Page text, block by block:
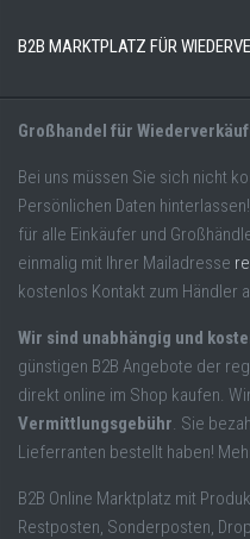
B2B MARKTPLATZ FÜR
Großhandel für
Bei uns müssen Sie sich nicht
Persönlichen Daten
für alle Einkäufer und
einmalig mit Ihrer Mailadresse
kostenlos Kontakt zum Händler
Wir sind unabhängig und
günstigen B2B Angebote der
direkt online im Shop kaufen.
Vermittlungsgebühr. Sie
Lieferranten bestellt haben!
B2B Online Marktplatz mit
Restposten, Sonderposten,